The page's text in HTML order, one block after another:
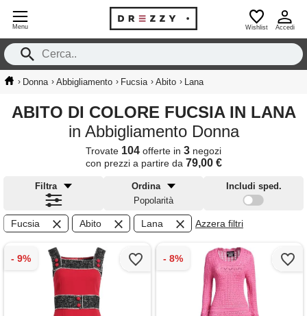
Menu Wishlist Accedi
› Donna › Abbigliamento › Fucsia › Abito › Lana
ABITO DI COLORE FUCSIA IN LANA
in Abbigliamento Donna
Trovate 104 offerte in 3 negozi
con prezzi a partire da 79,00 €
Filtra
Ordina
Popolarità
Includi sped.
Fucsia Abito Lana Azzera filtri